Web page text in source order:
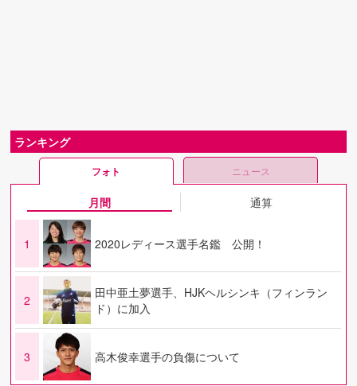
ランキング
フォト ニュース
月間 通算
1 2020レディース選手名鑑 公開！
2
田中亜土夢選手、HJKヘルシンキ（フィンラン
ド）に加入
3 高木俊幸選手の負傷について